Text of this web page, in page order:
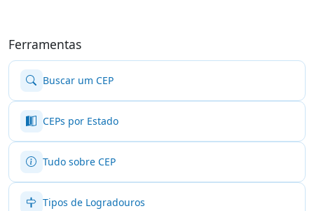
Ferramentas
Buscar um CEP
CEPs por Estado
Tudo sobre CEP
Tipos de Logradouros